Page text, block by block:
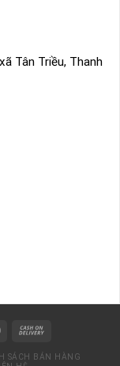
Tân Triều, Thanh
SÁCH BÁN HÀNG